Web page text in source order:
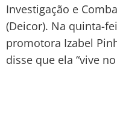
Investigação e
(Deicor). Na quinta-
promotora Izabel
disse que ela “vive